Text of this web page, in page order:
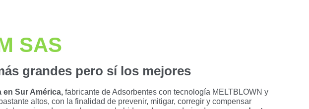
SAS
grandes pero sí los mejores
en Sur América, fabricante de Adsorbentes con tecnología MELTBLOWN y
altos, con la finalidad de prevenir, mitigar, corregir y compensar